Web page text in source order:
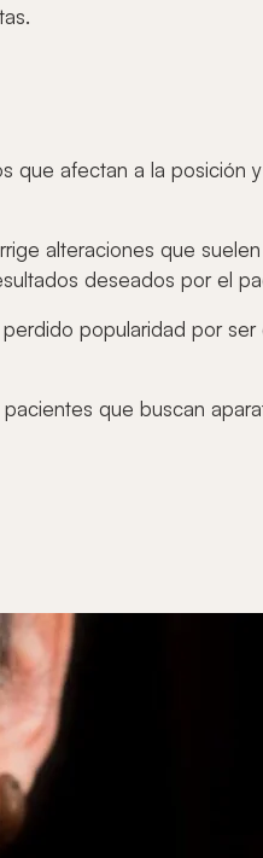
que afectan a la posición
alteraciones que
deseados por el
popularidad por
que buscan